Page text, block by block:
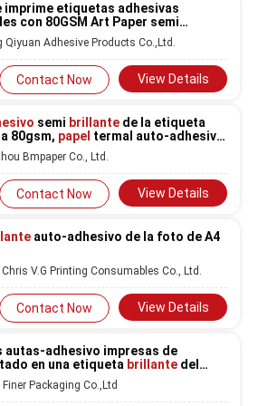
imprime etiquetas adhesivas
con 80GSM Art Paper semi
Qiyuan Adhesive Products Co.,Ltd.
Contact Now View Details
semi brillante de la etiqueta
80gsm, papel termal auto-adhesivo
de la medicina
Bmpaper Co., Ltd.
Contact Now View Details
auto-adhesivo de la foto de A4
Chris V.G Printing Consumables Co., Ltd.
Contact Now View Details
autas-adhesivo impresas de
en una etiqueta brillante del
la laminación del rollo
Packaging Co.,Ltd